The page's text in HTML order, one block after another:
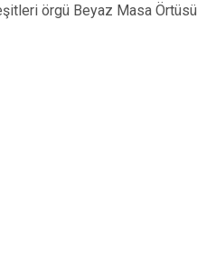
örgü Beyaz Masa Örtüsü